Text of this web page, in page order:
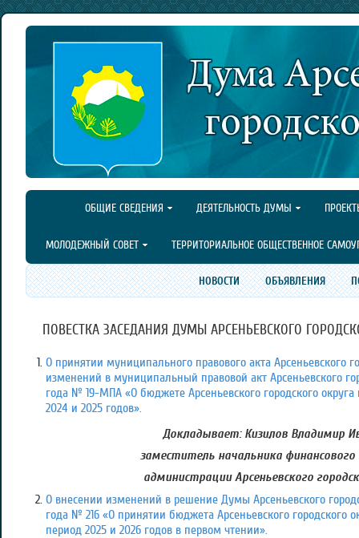
ОБЩИЕ СВЕДЕНИЯ ДЕЯТЕЛЬНОСТЬ ДУМЫ
МОЛОДЕЖНЫЙ СОВЕТ ТЕРРИТОРИАЛЬНОЕ ОБЩЕСТВЕННОЕ
НОВОСТИ ОБЪЯВЛЕНИЯ
ПОВЕСТКА ЗАСЕДАНИЯ ДУМЫ АРСЕНЬЕВСКОГО
О принятии муниципального правового акта Арсеньевского
изменений в муниципальный правовой акт Арсеньевского
года № 19-МПА «О бюджете Арсеньевского городского
2024 и 2025 годов».
Докладывает: Кизилов Владимир
заместитель начальника
администрации Арсеньевского
О внесении изменений в решение Думы Арсеньевского
года № 216 «О принятии бюджета Арсеньевского городского
период 2025 и 2026 годов в первом чтении».